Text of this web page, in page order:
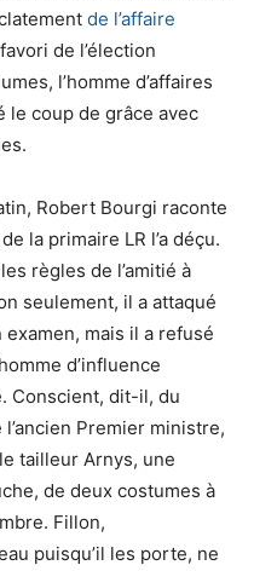
de l’affaire
de l’élection
l’homme d’affaires
le coup de grâce avec
Robert Bourgi raconte
la primaire LR l’a déçu.
règles de l’amitié à
seulement, il a attaqué
mais il a refusé
d’influence
Conscient, dit-il, du
Premier ministre,
tailleur Arnys, une
de deux costumes à
Fillon,
puisqu’il les porte, ne